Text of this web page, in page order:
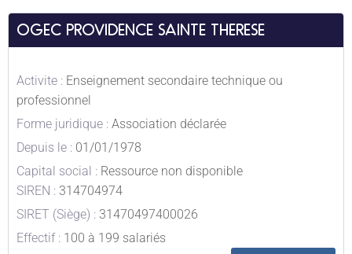
OGEC PROVIDENCE SAINTE THERESE
Activite : Enseignement secondaire technique ou
professionnel
Forme juridique : Association déclarée
Depuis le : 01/01/1978
Capital social : Ressource non disponible
SIREN : 314704974
SIRET (Siège) : 31470497400026
Effectif : 100 à 199 salariés